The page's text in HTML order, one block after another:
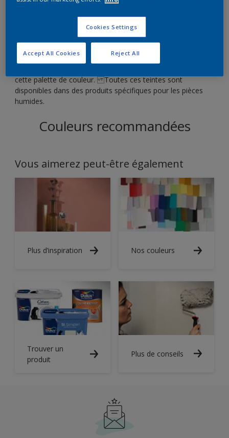
cette palette de couleur. Toutes ces teintes sont
disponibles dans des produits spécifiques pour les pièces
humides.
Couleurs recommandées
Vous aimerez peut-être également
Plus d’inspiration Nos couleurs
Trouver un
produit
Plus de conseils
Cookies Settings
Reject All
Accept All Cookies